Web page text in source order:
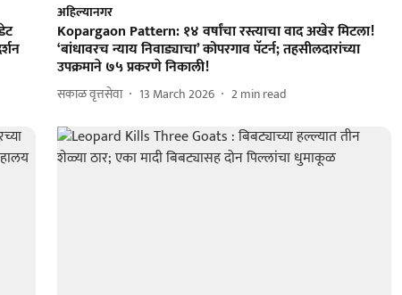
अहिल्यानगर
Kopargaon Pattern: १४ वर्षांचा रस्त्याचा वाद अखेर मिटला!
‘बांधावरच न्याय निवाड्याचा’ कोपरगाव पॅटर्न; तहसीलदारांच्या
उपक्रमाने ७५ प्रकरणे निकाली!
सकाळ वृत्तसेवा 13 March 2026 2min read